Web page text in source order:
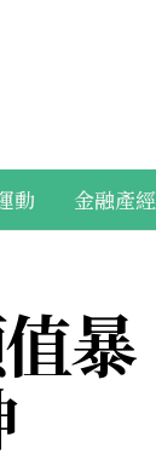
動 金融產經
暴